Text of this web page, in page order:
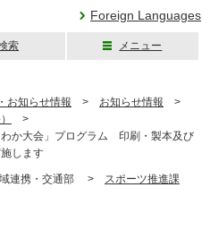
Foreign Languages
索 メニュー
お知らせ情報 > お知らせ情報 >
>
か大会」プログラム 印刷・製本及び
します
連携・交通部 > スポーツ推進課